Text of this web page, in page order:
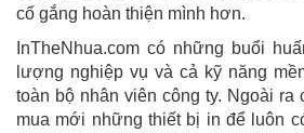
cố gắng hoàn thiện mình hơn.
InTheNhua.com có những buổi
lượng nghiệp vụ và cả kỹ năng
toàn bộ nhân viên công ty. Ngoài ra
mua mới những thiết bị in để luôn